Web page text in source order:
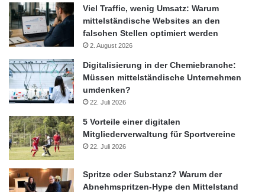
Viel Traffic, wenig Umsatz: Warum
mittelständische Websites an den
falschen Stellen optimiert werden
2. August 2026
Digitalisierung in der Chemiebranche:
Müssen mittelständische Unternehmen
umdenken?
22. Juli 2026
5 Vorteile einer digitalen
Mitgliederverwaltung für Sportvereine
22. Juli 2026
Spritze oder Substanz? Warum der
Abnehmspritzen-Hype den Mittelstand